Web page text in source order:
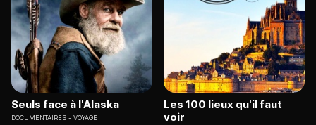
Seuls face à l'Alaska
DOCUMENTAIRES VOYAGE
Les 100 lieux qu'il faut
voir